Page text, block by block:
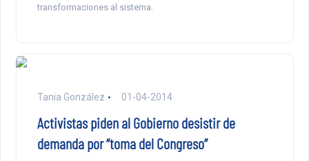
transformaciones al sistema.
Tania González 01-04-2014
Activistas piden al Gobierno desistir de
demanda por “toma del Congreso”